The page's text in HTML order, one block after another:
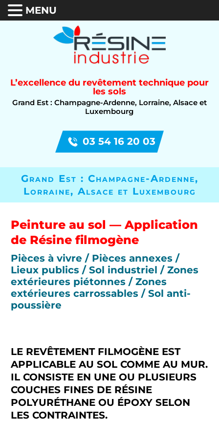
L’excellence du revêtement technique pour
les sols
Grand Est : Champagne-Ardenne, Lorraine, Alsace et
Luxembourg
03 54 16 20 03
Grand Est : Champagne-Ardenne,
Lorraine, Alsace et Luxembourg
Peinture au sol — Application
de Résine filmogène
Pièces à vivre / Pièces annexes /
Lieux publics / Sol industriel / Zones
extérieures piétonnes / Zones
extérieures carrossables / Sol anti-
poussière
LE REVÊTEMENT FILMOGÈNE EST
APPLICABLE AU SOL COMME AU MUR.
IL CONSISTE EN UNE OU PLUSIEURS
COUCHES FINES DE RÉSINE
POLYURÉTHANE OU ÉPOXY SELON
LES CONTRAINTES.
MENU